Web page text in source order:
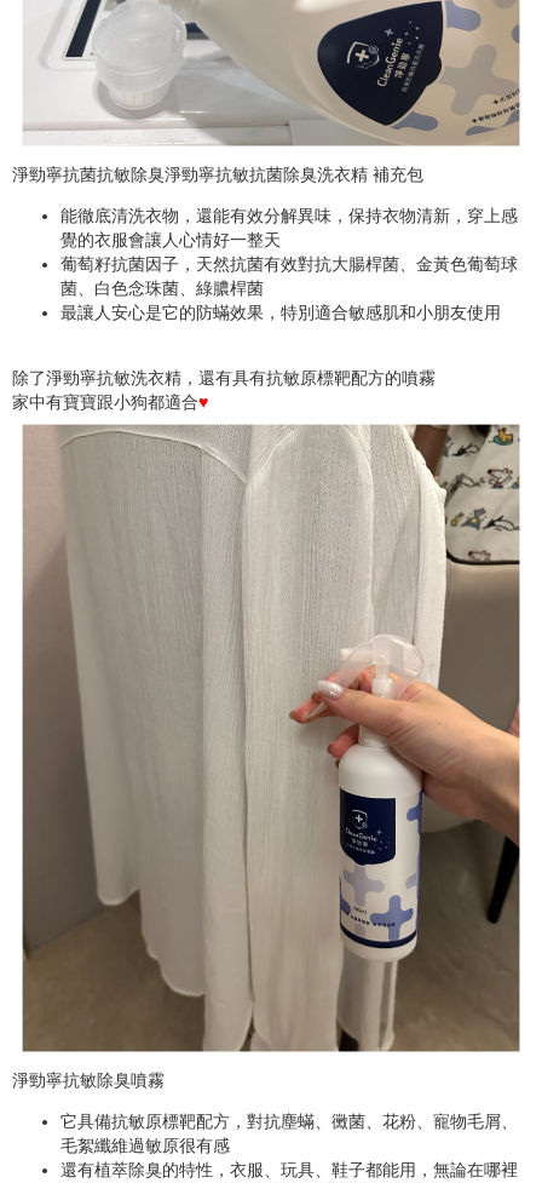
淨勁寧抗菌抗敏除臭淨勁寧抗敏抗菌除臭洗衣精 補充包
能徹底清洗衣物，還能有效分解異味，保持衣物清新，穿上感
覺的衣服會讓人心情好一整天
葡萄籽抗菌因子，天然抗菌有效對抗大腸桿菌、金黃色葡萄球
菌、白色念珠菌、綠膿桿菌
最讓人安心是它的防蟎效果，特別適合敏感肌和小朋友使用
除了淨勁寧抗敏洗衣精，還有具有抗敏原標靶配方的噴霧
家中有寶寶跟小狗都適合♥
淨勁寧抗敏除臭噴霧
它具備抗敏原標靶配方，對抗塵蟎、黴菌、花粉、寵物毛屑、
毛絮纖維過敏原很有感
還有植萃除臭的特性，衣服、玩具、鞋子都能用，無論在哪裡